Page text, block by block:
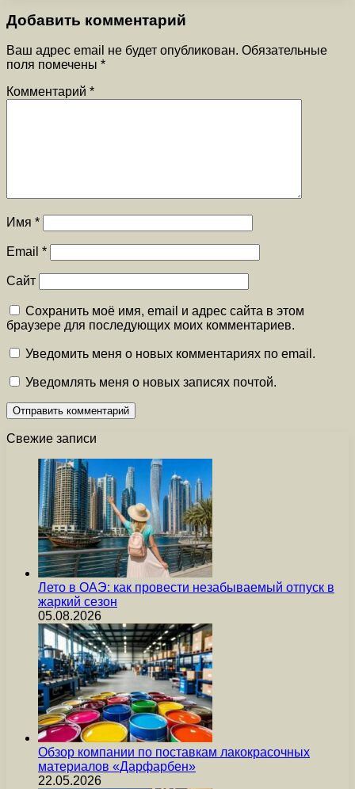
Добавить комментарий
Ваш адрес email не будет опубликован. Обязательные
поля помечены *
Комментарий *
Имя *
Email *
Сайт
Сохранить моё имя, email и адрес сайта в этом
браузере для последующих моих комментариев.
Уведомить меня о новых комментариях по email.
Уведомлять меня о новых записях почтой.
Свежие записи
Лето в ОАЭ: как провести незабываемый отпуск в
жаркий сезон
05.08.2026
Обзор компании по поставкам лакокрасочных
материалов «Дарфарбен»
22.05.2026